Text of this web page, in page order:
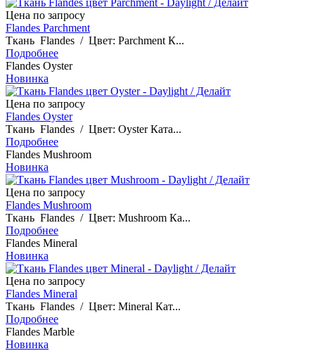
Цена по запросу
Flandes Parchment
Ткань Flandes / Цвет: Parchment К...
Подробнее
Flandes Oyster
Новинка
Цена по запросу
Flandes Oyster
Ткань Flandes / Цвет: Oyster Ката...
Подробнее
Flandes Mushroom
Новинка
Цена по запросу
Flandes Mushroom
Ткань Flandes / Цвет: Mushroom Ка...
Подробнее
Flandes Mineral
Новинка
Цена по запросу
Flandes Mineral
Ткань Flandes / Цвет: Mineral Кат...
Подробнее
Flandes Marble
Новинка